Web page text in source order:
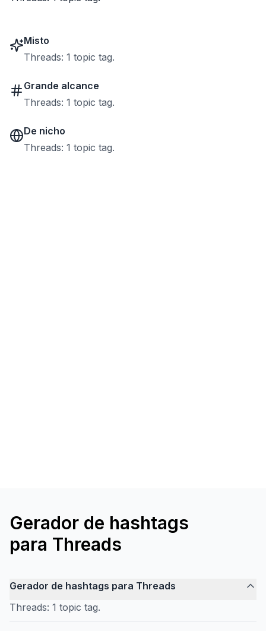
Misto
Threads: 1 topic tag.
Grande alcance
Threads: 1 topic tag.
De nicho
Threads: 1 topic tag.
Gerador de hashtags
para Threads
Gerador de hashtags para Threads
Threads: 1 topic tag.